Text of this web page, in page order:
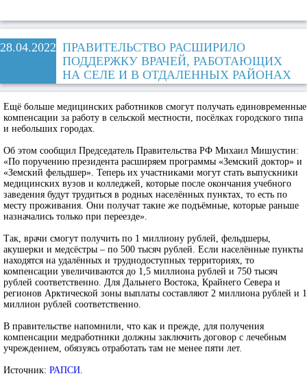
28.04.2022 ПРАВИТЕЛЬСТВО РАСШИРИЛО
ПОДДЕРЖКУ ВРАЧЕЙ, РАБОТАЮЩИХ
НА СЕЛЕ И В ОТДАЛЕННЫХ РАЙОНАХ
Ещё больше медицинских работников смогут получать единовременные
компенсации за работу в сельской местности, посёлках городского типа
и небольших городах.
Об этом сообщил Председатель Правительства РФ Михаил Мишустин:
«По поручению президента расширяем программы «Земский доктор» и
«Земский фельдшер». Теперь их участниками могут стать выпускники
медицинских вузов и колледжей, которые после окончания учебного
заведения будут трудиться в родных населённых пунктах, то есть по
месту проживания. Они получат такие же подъёмные, которые раньше
назначались только при переезде».
Так, врачи смогут получить по 1 миллиону рублей, фельдшеры,
акушерки и медсёстры – по 500 тысяч рублей. Если населённые пункты
находятся на удалённых и труднодоступных территориях, то
компенсации увеличиваются до 1,5 миллиона рублей и 750 тысяч
рублей соответственно. Для Дальнего Востока, Крайнего Севера и
регионов Арктической зоны выплаты составляют 2 миллиона рублей и 1
миллион рублей соответственно.
В правительстве напомнили, что как и прежде, для получения
компенсации медработники должны заключить договор с лечебным
учреждением, обязуясь отработать там не менее пяти лет.
Источник: РАПСИ.